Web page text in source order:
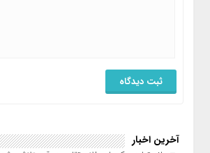
آخرین اخبار